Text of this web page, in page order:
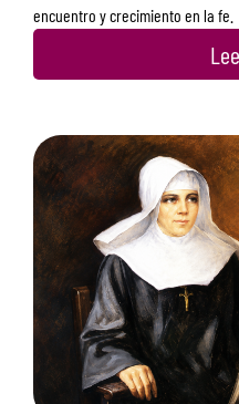
encuentro y crecimiento en la fe.